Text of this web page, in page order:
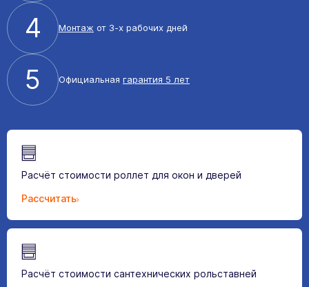
4 Монтаж от 3-х рабочих дней
5 Официальная гарантия 5 лет
Расчёт стоимости роллет для окон и дверей
Рассчитать
Расчёт стоимости сантехнических рольставней